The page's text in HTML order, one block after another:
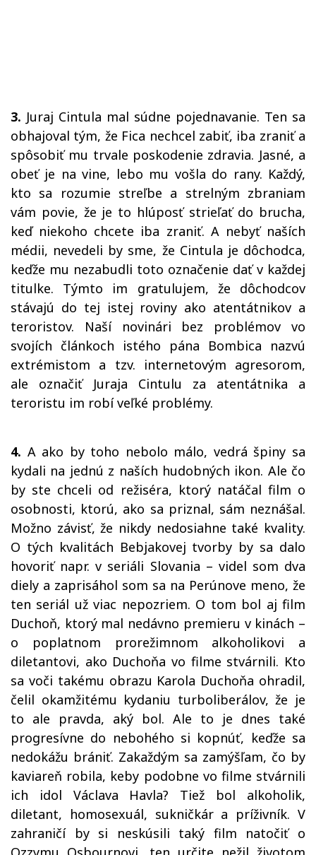
3. Juraj Cintula mal súdne pojednavanie. Ten sa
obhajoval tým, že Fica nechcel zabiť, iba zraniť a
spôsobiť mu trvale poskodenie zdravia. Jasné, a
obeť je na vine, lebo mu vošla do rany. Každý,
kto sa rozumie streľbe a strelným zbraniam
vám povie, že je to hlúposť strieľať do brucha,
keď niekoho chcete iba zraniť. A nebyť naších
médii, nevedeli by sme, že Cintula je dôchodca,
keďže mu nezabudli toto označenie dať v každej
titulke. Týmto im gratulujem, že dôchodcov
stávajú do tej istej roviny ako atentátnikov a
teroristov. Naší novinári bez problémov vo
svojích článkoch istého pána Bombica nazvú
extrémistom a tzv. internetovým agresorom,
ale označiť Juraja Cintulu za atentátnika a
teroristu im robí veľké problémy.
4. A ako by toho nebolo málo, vedrá špiny sa
kydali na jednú z naších hudobných ikon. Ale čo
by ste chceli od režiséra, ktorý natáčal film o
osobnosti, ktorú, ako sa priznal, sám neznášal.
Možno závisť, že nikdy nedosiahne také kvality.
O tých kvalitách Bebjakovej tvorby by sa dalo
hovoriť napr. v seriáli Slovania – videl som dva
diely a zaprisáhol som sa na Perúnove meno, že
ten seriál už viac nepozriem. O tom bol aj film
Duchoň, ktorý mal nedávno premieru v kinách –
o poplatnom prorežimnom alkoholikovi a
diletantovi, ako Duchoňa vo filme stvárnili. Kto
sa voči takému obrazu Karola Duchoňa ohradil,
čelil okamžitému kydaniu turboliberálov, že je
to ale pravda, aký bol. Ale to je dnes také
progresívne do nebohého si kopnúť, keďže sa
nedokážu brániť. Zakaždým sa zamýšľam, čo by
kaviareň robila, keby podobne vo filme stvárnili
ich idol Václava Havla? Tiež bol alkoholik,
diletant, homosexuál, sukničkár a príživník. V
zahraničí by si neskúsili taký film natočiť o